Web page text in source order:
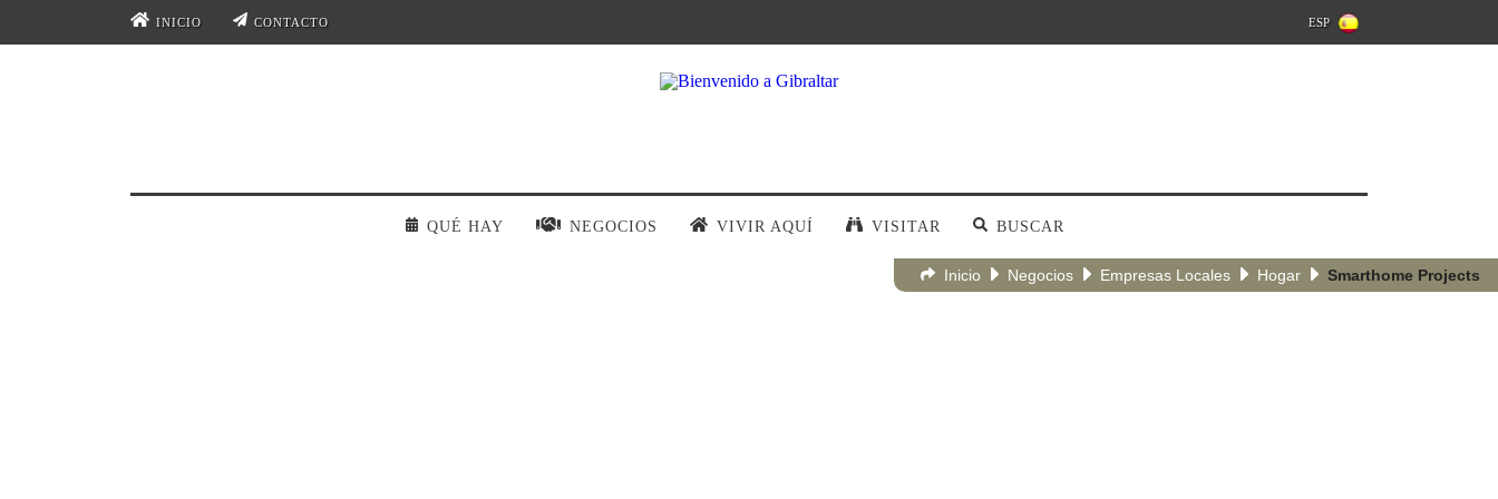
INICIO CONTACTO ESP
QUÉ HAY NEGOCIOS VIVIR AQUÍ VISITAR BUSCAR
Inicio Negocios Empresas Locales Hogar Smarthome Projects